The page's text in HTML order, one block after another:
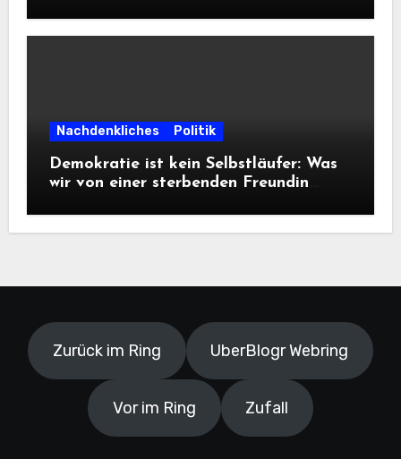
Informationsfreiheit!
Nachdenkliches Politik
Demokratie ist kein Selbstläufer: Was
wir von einer sterbenden Freundin
Zurück im Ring UberBlogr Webring
Vor im Ring Zufall